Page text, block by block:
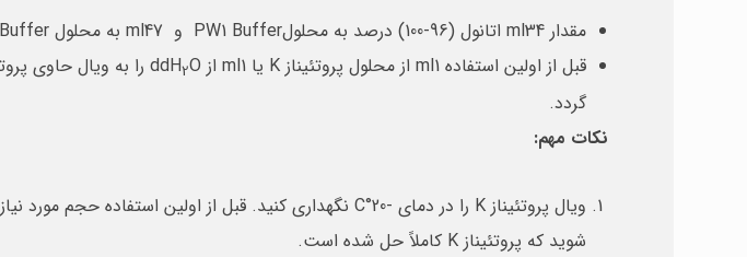
مقدار ml34 اتانول (96-100) درصد به محلولPW1 Buffer و ml47 به محلول PW2 Buffer اضافه کنید و سپس لیبل روی ظرف ها را علامت گذاری کنید.
قبل از اولین استفاده ml1 از محلول پروتئیناز K یا ml1 از ddH
2
گردد.
نکات مهم:
شوید که پروتئیناز K کاملاً حل شده است.